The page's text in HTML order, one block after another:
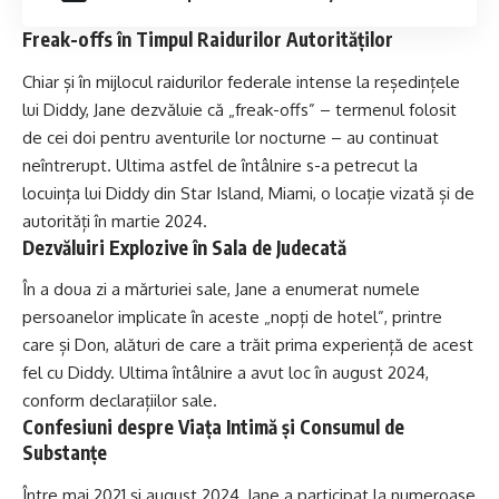
Freak-offs în Timpul Raidurilor Autorităților
Chiar și în mijlocul raidurilor federale intense la reședințele
lui Diddy, Jane dezvăluie că „freak-offs” – termenul folosit
de cei doi pentru aventurile lor nocturne – au continuat
neîntrerupt. Ultima astfel de întâlnire s-a petrecut la
locuința lui Diddy din Star Island, Miami, o locație vizată și de
autorități în martie 2024.
Dezvăluiri Explozive în Sala de Judecată
În a doua zi a mărturiei sale, Jane a enumerat numele
persoanelor implicate în aceste „nopți de hotel”, printre
care și Don, alături de care a trăit prima experiență de acest
fel cu Diddy. Ultima întâlnire a avut loc în august 2024,
conform declarațiilor sale.
Confesiuni despre Viața Intimă și Consumul de
Substanțe
Între mai 2021 și august 2024, Jane a participat la numeroase